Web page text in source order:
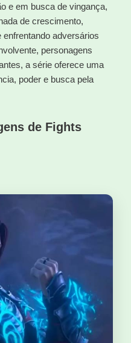
e em busca de vingança,
de crescimento,
enfrentando adversários
personagens
a série oferece uma
poder e busca pela
de Fights